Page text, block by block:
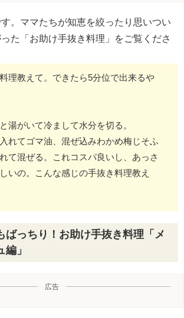
す。ママたちが知恵を絞ったり思いつい
た「お助け手抜き料理」をご覧くださ
料理教えて。できたら5分位で出来るや
湯がいて冷まして水分を切る。
てゴマ油、混ぜ込みわかめ梅じそふ
て混ぜる。これコスパ良いし、あっさ
いの。こんな感じの手抜き料理教え
ばっちり！お助け手抜き料理「メ
」
広告